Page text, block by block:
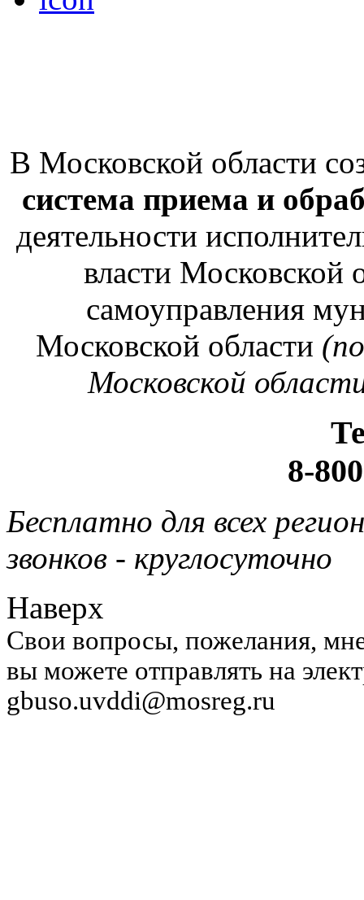
В Московской области
система приема и
деятельности
власти Московской
самоуправления
Московской области
Московской
8-
Бесплатно для всех
звонков - круглосуточно
Наверх
Свои вопросы, пожелания,
вы можете отправлять на
gbuso.uvddi@mosreg.ru